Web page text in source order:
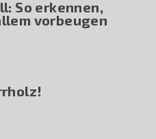
So erkennen,
vorbeugen